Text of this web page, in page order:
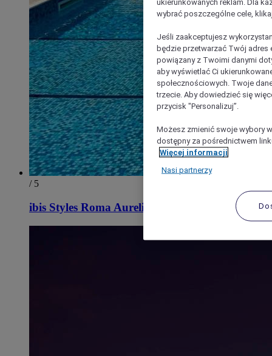
/ 5
ibis Styles Roma Aurelia
wybrać poszczególne cele,
Jeśli zaakceptujesz
będzie przetwarzać Twój adres
powiązany z Twoimi danymi
aby wyświetlać Ci
społecznościowych. Twoje
trzecie. Aby dowiedzieć się
przycisk "Personalizuj”.
Możesz zmienić swoje wybory
dostępny za pośrednictwem
Więcej informacji
Nasi partnerzy